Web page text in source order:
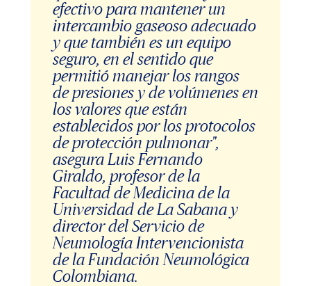
efectivo para mantener un
intercambio gaseoso adecuado
y que también es un equipo
seguro, en el sentido que
permitió manejar los rangos
de presiones y de volúmenes en
los valores que están
establecidos por los protocolos
de protección pulmonar",
asegura Luis Fernando
Giraldo, profesor de la
Facultad de Medicina de la
Universidad de La Sabana y
director del Servicio de
Neumología Intervencionista
de la Fundación Neumológica
Colombiana.